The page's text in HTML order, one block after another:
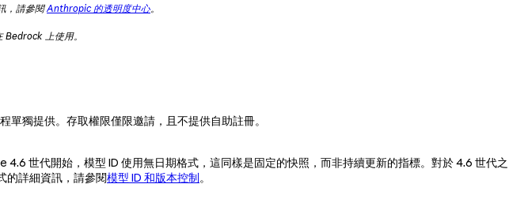
，請參閱Anthropic 的透明度中心。
Bedrock 上使用。
單獨提供。存取權限僅限邀請，且不提供自助註冊。
4.6 世代開始，模型 ID 使用無日期格式，這同樣是固定的快照，而非持續更新的指標。對於 4.6 世代之
的詳細資訊，請參閱模型 ID 和版本控制。